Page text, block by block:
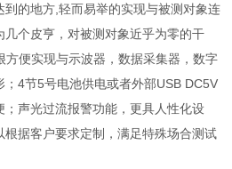
到的地方,轻而易举的实现与被测对象连
个皮亨，对被测对象近乎为零的干
方便实现与示波器，数据采集器，数字
4节5号电池供电或者外部USB DC5V
声光过流报警功能，更具人性化设
据客户要求定制，满足特殊场合测试